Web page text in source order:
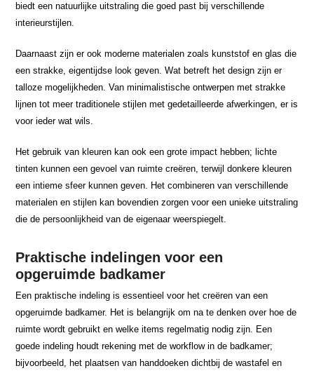
biedt een natuurlijke uitstraling die goed past bij verschillende
interieurstijlen.
Daarnaast zijn er ook moderne materialen zoals kunststof en glas die
een strakke, eigentijdse look geven. Wat betreft het design zijn er
talloze mogelijkheden. Van minimalistische ontwerpen met strakke
lijnen tot meer traditionele stijlen met gedetailleerde afwerkingen, er is
voor ieder wat wils.
Het gebruik van kleuren kan ook een grote impact hebben; lichte
tinten kunnen een gevoel van ruimte creëren, terwijl donkere kleuren
een intieme sfeer kunnen geven. Het combineren van verschillende
materialen en stijlen kan bovendien zorgen voor een unieke uitstraling
die de persoonlijkheid van de eigenaar weerspiegelt.
Praktische indelingen voor een
opgeruimde badkamer
Een praktische indeling is essentieel voor het creëren van een
opgeruimde badkamer. Het is belangrijk om na te denken over hoe de
ruimte wordt gebruikt en welke items regelmatig nodig zijn. Een
goede indeling houdt rekening met de workflow in de badkamer;
bijvoorbeeld, het plaatsen van handdoeken dichtbij de wastafel en